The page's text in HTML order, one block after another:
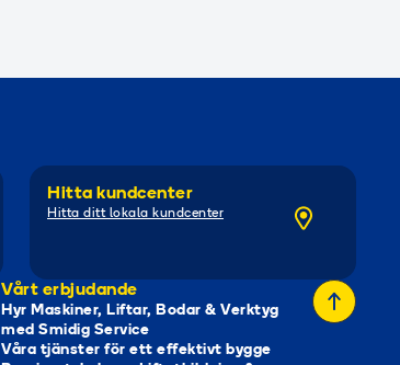
Hitta kundcenter
Hitta ditt lokala kundcenter
Vårt erbjudande
Hyr Maskiner, Liftar, Bodar & Verktyg
med Smidig Service
Våra tjänster för ett effektivt bygge